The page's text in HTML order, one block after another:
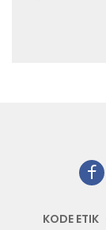
KODE ETIK